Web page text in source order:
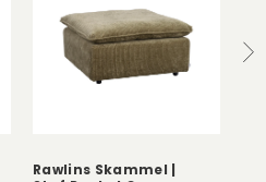
Rawlins Skammel |